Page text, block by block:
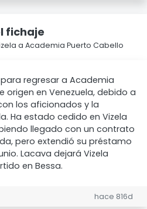
fichaje
a Academia Puerto Cabello
regresar a Academia
origen en Venezuela, debido a
los aficionados y la
Ha estado cedido en Vizela
llegado con un contrato
pero extendió su préstamo
Lacava dejará Vizela
en Bessa.
hace 816d